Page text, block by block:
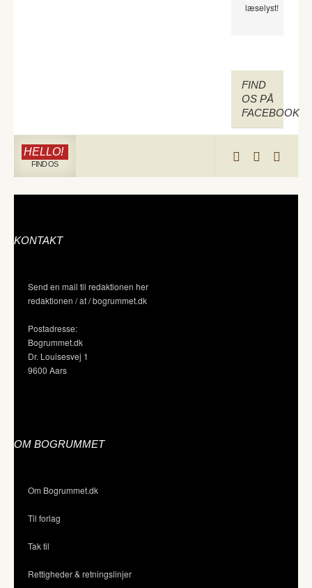
læselyst!
FIND
OS PÅ
FACEBOOK
HELLO!
FIND OS
KONTAKT
Send en mail til redaktionen her
redaktionen / at / bogrummet.dk
Postadresse:
Bogrummet.dk
Dr. Louisesvej 1
9600 Aars
OM BOGRUMMET
Om Bogrummet.dk
Til forlag
Tak til
Rettigheder & retningslinjer